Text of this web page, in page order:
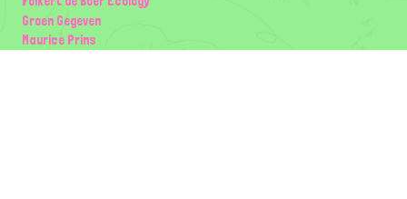
Groen Gegeven
Maurice Prins